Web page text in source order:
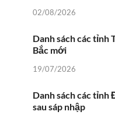
02/08/2026
Danh sách các tỉnh
Bắc mới
19/07/2026
Danh sách các tỉnh
sau sáp nhập